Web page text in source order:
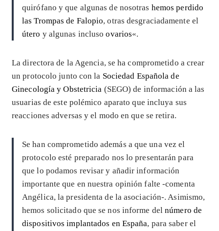
quirófano y que algunas de nosotras hemos perdido
las Trompas de Falopio, otras desgraciadamente el
útero y algunas inclusoovarios«.
La directora de la Agencia, se ha comprometido a crear
un protocolo junto con la Sociedad Española de
Ginecología y Obstetricia (SEGO) de información a las
usuarias de este polémico aparato que incluya sus
reacciones adversas y el modo en que se retira.
Se han comprometido además a que una vez el
protocolo esté preparado nos lo presentarán para
que lo podamos revisar y añadir información
importante que en nuestra opinión falte -comenta
Angélica, la presidenta de la asociación-. Asimismo,
hemos solicitado que se nos informe delnúmero de
dispositivos implantados en España, para saber el